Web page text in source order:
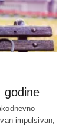
godine
impulsivan,